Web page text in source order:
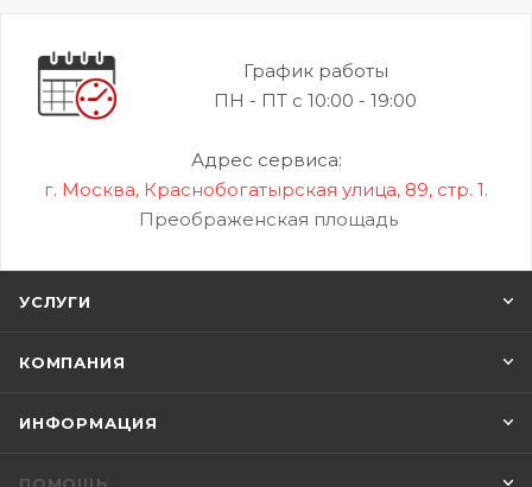
График работы
ПН - ПТ с 10:00 - 19:00
Адрес сервиса:
г. Москва, Краснобогатырская улица, 89, стр. 1.
Преображенская площадь
УСЛУГИ
КОМПАНИЯ
ИНФОРМАЦИЯ